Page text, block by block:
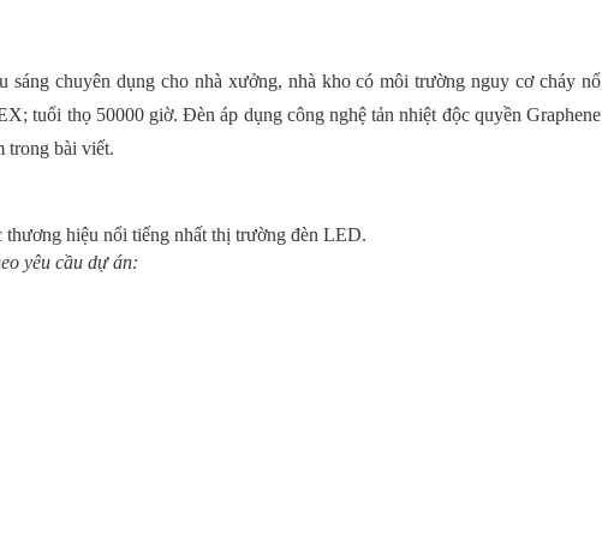
sáng chuyên dụng cho nhà xưởng, nhà kho có môi trường nguy cơ cháy nổ
tuổi thọ 50000 giờ. Đèn áp dụng công nghệ tản nhiệt độc quyền Graphene
trong bài viết.
hiệu nổi tiếng nhất thị trường đèn LED.
yêu cầu dự án: